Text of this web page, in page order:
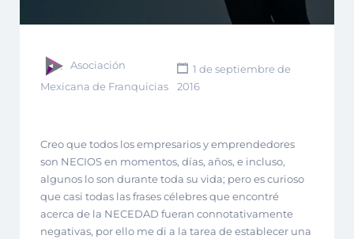
Asociación
Mexicana de Franquicias
1 de septiembre de
2016
Creo que todos los empresarios y emprendedores
son NECIOS en momentos, días, años, e incluso,
algunos lo son durante toda su vida; pero es curioso
que casi todas las frases célebres que encontré
acerca de la NECEDAD fueran connotativamente
negativas, por ello me di a la tarea de establecer una